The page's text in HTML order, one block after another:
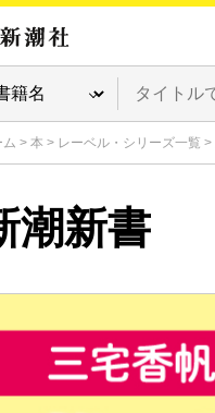
ム > 本 > レーベル・シリーズ一覧 >
潮新書